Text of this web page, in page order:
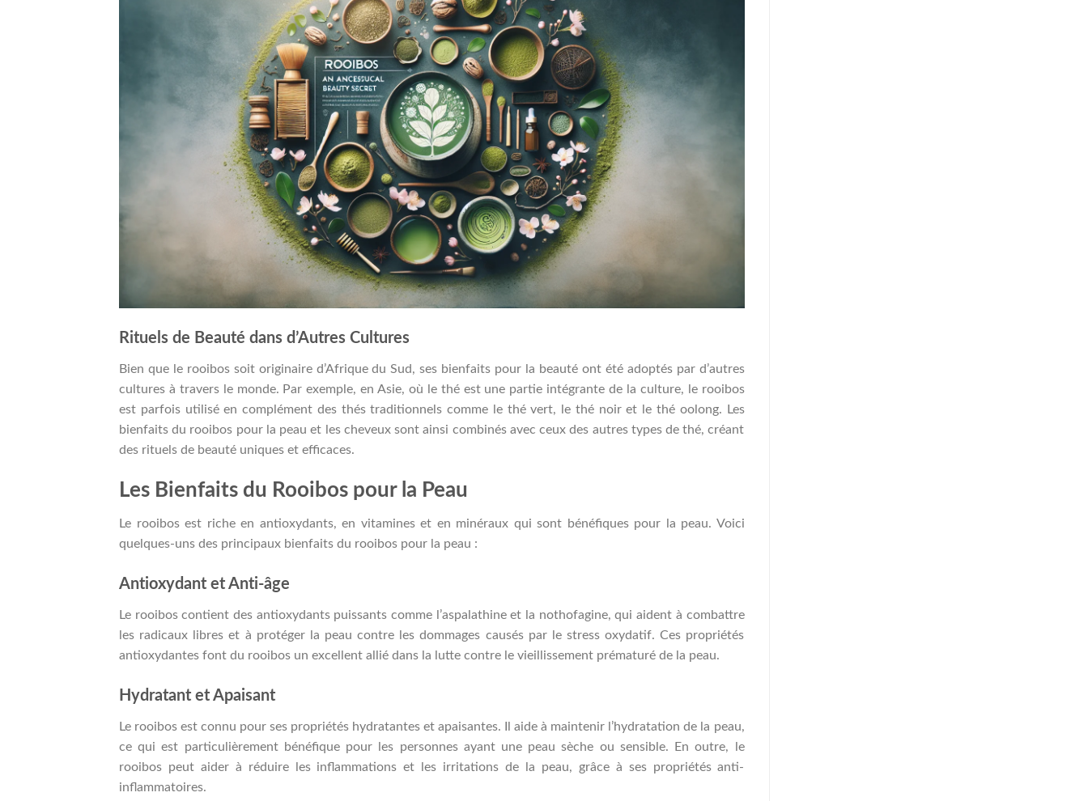
Rituels de Beauté dans d’Autres Cultures
Bien que le rooibos soit originaire d’Afrique du Sud, ses bienfaits pour la beauté ont été adoptés par d’autres
cultures à travers le monde. Par exemple, en Asie, où le thé est une partie intégrante de la culture, le rooibos
est parfois utilisé en complément des thés traditionnels comme le thé vert, le thé noir et le thé oolong. Les
bienfaits du rooibos pour la peau et les cheveux sont ainsi combinés avec ceux des autres types de thé, créant
des rituels de beauté uniques et efficaces.
Les Bienfaits du Rooibos pour la Peau
Le rooibos est riche en antioxydants, en vitamines et en minéraux qui sont bénéfiques pour la peau. Voici
quelques-uns des principaux bienfaits du rooibos pour la peau :
Antioxydant et Anti-âge
Le rooibos contient des antioxydants puissants comme l’aspalathine et la nothofagine, qui aident à combattre
les radicaux libres et à protéger la peau contre les dommages causés par le stress oxydatif. Ces propriétés
antioxydantes font du rooibos un excellent allié dans la lutte contre le vieillissement prématuré de la peau.
Hydratant et Apaisant
Le rooibos est connu pour ses propriétés hydratantes et apaisantes. Il aide à maintenir l’hydratation de la peau,
ce qui est particulièrement bénéfique pour les personnes ayant une peau sèche ou sensible. En outre, le
rooibos peut aider à réduire les inflammations et les irritations de la peau, grâce à ses propriétés anti-
inflammatoires.